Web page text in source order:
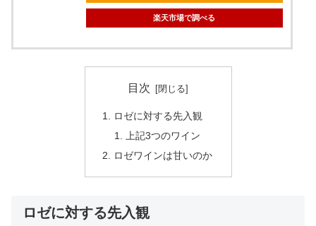
楽天市場で調べる
目次
ロゼに対する先入観
上記3つのワイン
ロゼワインは甘いのか
ロゼに対する先入観